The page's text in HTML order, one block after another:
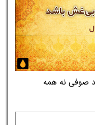
نقد صوفی نه همه